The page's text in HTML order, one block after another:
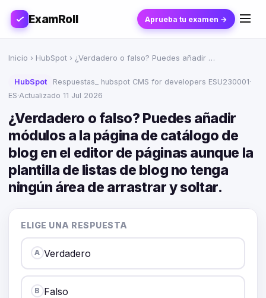
ExamRoll Aprueba tu examen →
Inicio › HubSpot › ¿Verdadero o falso? Puedes añadir …
HubSpot Respuestas_ hubspot CMS for developers ESU230001·
ES·Actualizado 11 Jul 2026
¿Verdadero o falso? Puedes añadir
módulos a la página de catálogo de
blog en el editor de páginas aunque la
plantilla de listas de blog no tenga
ningún área de arrastrar y soltar.
ELIGE UNA RESPUESTA
A Verdadero
B Falso